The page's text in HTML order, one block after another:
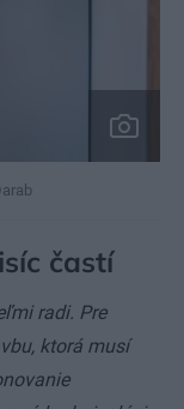
častí
radi. Pre
ktorá musí